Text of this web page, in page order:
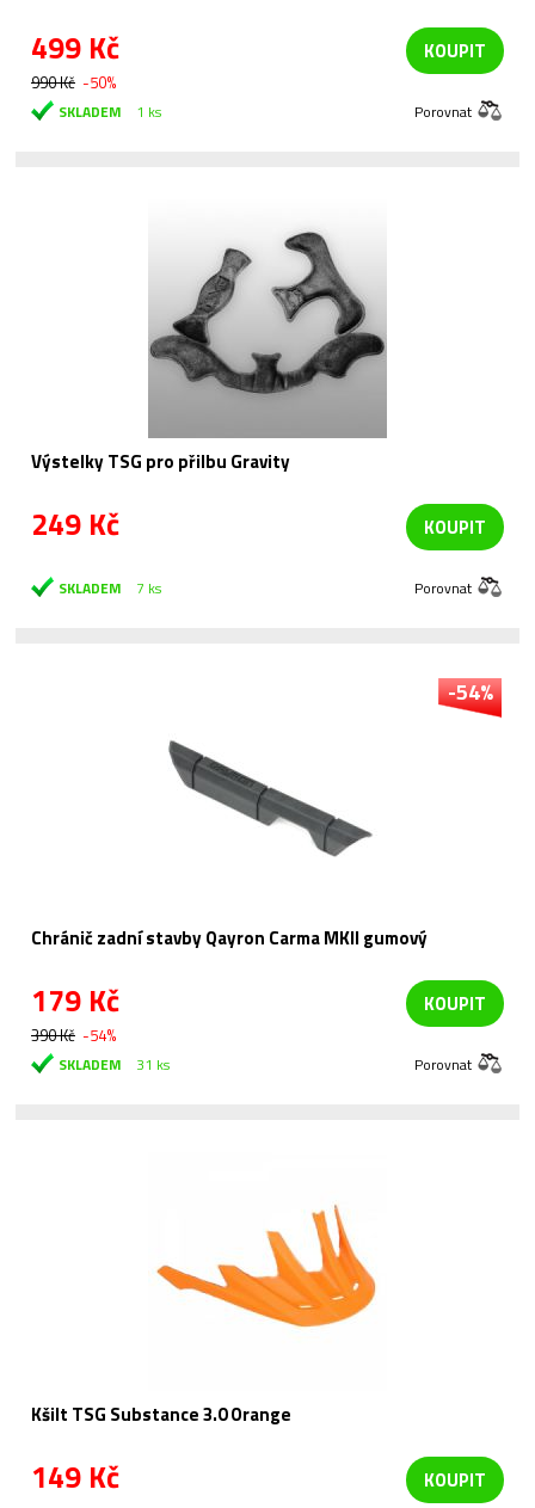
499 Kč
990 Kč -50%
KOUPIT
SKLADEM 1 ks Porovnat
Výstelky TSG pro přilbu Gravity
249 Kč KOUPIT
SKLADEM 7 ks Porovnat
-54%
Chránič zadní stavby Qayron Carma MKII gumový
179 Kč
390 Kč -54%
KOUPIT
SKLADEM 31 ks Porovnat
Kšilt TSG Substance 3.0 Orange
149 Kč KOUPIT